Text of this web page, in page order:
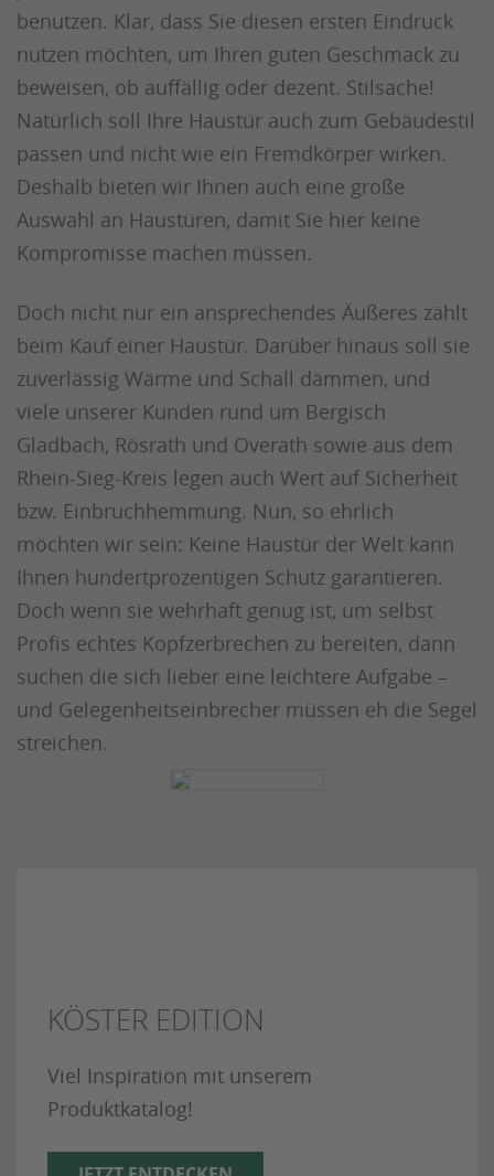
benutzen. Klar, dass Sie diesen ersten Eindruck
nutzen möchten, um Ihren guten Geschmack zu
beweisen, ob auffällig oder dezent. Stilsache!
Natürlich soll Ihre Haustür auch zum Gebäudestil
passen und nicht wie ein Fremdkörper wirken.
Deshalb bieten wir Ihnen auch eine große
Auswahl an Haustüren, damit Sie hier keine
Kompromisse machen müssen.
Doch nicht nur ein ansprechendes Äußeres zählt
beim Kauf einer Haustür. Darüber hinaus soll sie
zuverlässig Wärme und Schall dämmen, und
viele unserer Kunden rund um Bergisch
Gladbach, Rösrath und Overath sowie aus dem
Rhein-Sieg-Kreis legen auch Wert auf Sicherheit
bzw. Einbruchhemmung. Nun, so ehrlich
möchten wir sein: Keine Haustür der Welt kann
Ihnen hundertprozentigen Schutz garantieren.
Doch wenn sie wehrhaft genug ist, um selbst
Profis echtes Kopfzerbrechen zu bereiten, dann
suchen die sich lieber eine leichtere Aufgabe –
und Gelegenheitseinbrecher müssen eh die Segel
streichen.
KÖSTER EDITION
Viel Inspiration mit unserem
Produktkatalog!